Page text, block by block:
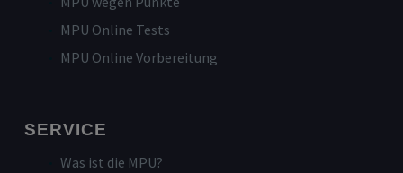
MPU Online Tests
MPU Online Vorbereitung
SERVICE
Was ist die MPU?